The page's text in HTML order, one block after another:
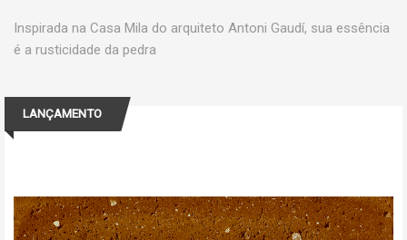
Cristalli
Decor
Contato
Inspirada na Casa Mila do arquiteto Antoni Gaudí, sua essência
é a rusticidade da pedra
LANÇAMENTO